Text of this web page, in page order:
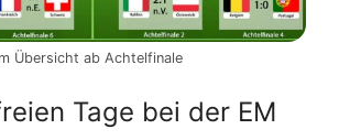
Übersicht ab Achtelfinale
Tage bei der EM